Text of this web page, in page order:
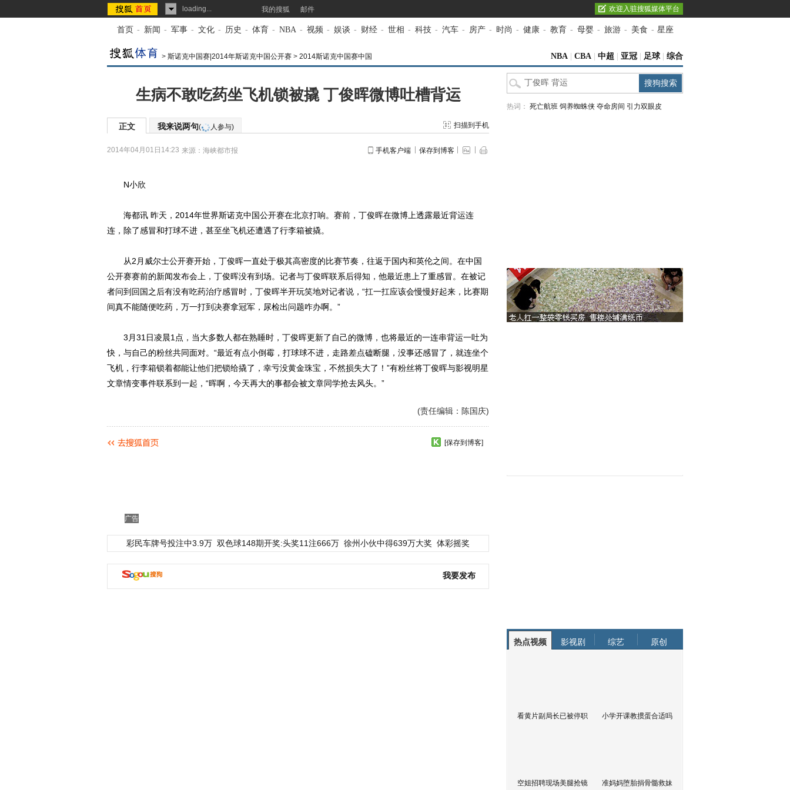
loading... 我的搜狐 邮件 欢迎入驻搜狐媒体平台
首页 - 新闻 - 军事 - 文化 - 历史 - 体育 - NBA - 视频 - 娱谈 - 财经 - 世相 - 科技 - 汽车 - 房产 - 时尚 - 健康 - 教育 - 母婴 - 旅游 - 美食 - 星座
> 斯诺克中国赛|2014年斯诺克中国公开赛 > 2014斯诺克中国赛中国 NBA CBA 中超 亚冠 足球 综合
生病不敢吃药坐飞机锁被撬 丁俊晖微博吐槽背运
正文 我来说两句( 人参与) 扫描到手机
2014年04月01日14:23 来源： 海峡都市报 手机客户端 保存到博客
N小欣
海都讯 昨天，2014年世界斯诺克中国公开赛在北京打响。赛前，丁俊晖在微博上透露最近背运连
连，除了感冒和打球不进，甚至坐飞机还遭遇了行李箱被撬。
从2月威尔士公开赛开始，丁俊晖一直处于极其高密度的比赛节奏，往返于国内和英伦之间。在中国
公开赛赛前的新闻发布会上，丁俊晖没有到场。记者与丁俊晖联系后得知，他最近患上了重感冒。在被记
者问到回国之后有没有吃药治疗感冒时，丁俊晖半开玩笑地对记者说，“扛一扛应该会慢慢好起来，比赛期
间真不能随便吃药，万一打到决赛拿冠军，尿检出问题咋办啊。”
3月31日凌晨1点，当大多数人都在熟睡时，丁俊晖更新了自己的微博，也将最近的一连串背运一吐为
快，与自己的粉丝共同面对。“最近有点小倒霉，打球球不进，走路差点磕断腿，没事还感冒了，就连坐个
飞机，行李箱锁着都能让他们把锁给撬了，幸亏没黄金珠宝，不然损失大了！”有粉丝将丁俊晖与影视明星
文章情变事件联系到一起，“晖啊，今天再大的事都会被文章同学抢去风头。”
(责任编辑：陈国庆)
[保存到博客]
广告
彩民车牌号投注中3.9万 双色球148期开奖:头奖11注666万 徐州小伙中得639万大奖 体彩摇奖
我要发布
热词： 死亡航班 饲养蜘蛛侠 夺命房间 引力双眼皮
热点视频 影视剧 综艺 原创
看黄片副局长已被停职 小学开课教掼蛋合适吗
空姐招聘现场美腿抢镜 准妈妈堕胎捐骨髓救妹